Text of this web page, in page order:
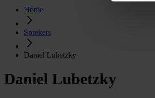
Home
Sprekers
Daniel Lubetzky
Daniel Lubetzky